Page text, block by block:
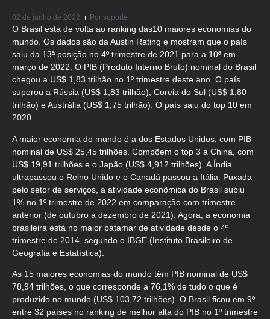
02 de junho de 2022 Por suporte
O Brasil está de volta ao ranking das10 maiores economias do
mundo. Os dados são da Austin Rating e mostram que o país
saiu da 13ª posição no 4º trimestre de 2021 para a 10ª em
março de 2022. O PIB (Produto Interno Bruto) nominal do Brasil
chegou a US$ 1,83 trilhão no 1º trimestre deste ano. O país
superou a Rússia (US$ 1,83 trilhão), Coreia do Sul (US$ 1,80
trilhão) e Austrália (US$ 1,75 trilhão). O país saiu do top 10 em
2020.
A maior economia do mundo é a dos Estados Unidos, com PIB
nominal de US$ 25,45 trilhões. Compõem o top 3 a China, com
US$ 19,91 trilhões e o Japão (US$ 4,912 trilhões). A Índia
ultrapassou o Reino Unido e o Canadá passou a Itália. Puxada
pelo setor de serviços, a atividade econômica do Brasil subiu
1% no 1º trimestre de 2022 em comparação com trimestre
anterior (de outubro a dezembro de 2021). Agora, a economia
brasileira está no maior patamar de atividade desde o 4º
trimestre de 2014, segundo o IBGE (Instituto Brasileiro de
Geografia e Estatística).
As 15 maiores economias do mundo têm PIB nominal de US$
78,94 trilhões, o que corresponde a 76,1% de tudo o que é
produzido no mundo (US$ 103,72 trilhões). O Brasil ficou em 9º
entre 32 países no ranking de melhor alta do PIB no 1º trimestre